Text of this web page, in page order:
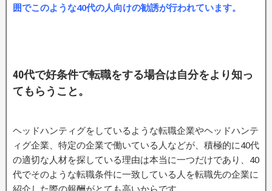
囲でこのような40代の人向けの勧誘が行われています。
40代で好条件で転職をする場合は自分をより知っ
てもらうこと。
ヘッドハンティグをしているような転職企業やヘッドハンテ
ィグ企業、特定の企業で働いている人などが、積極的に40代
の適切な人材を探している理由は本当に一つだけであり、40
代でそのような転職条件に一致している人を転職先の企業に